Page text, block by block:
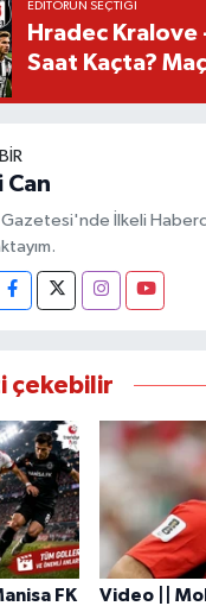
EDITÖRÜN SEÇTIĞI
Hradec Kralove
Saat Kaçta?
Can
İlkeli
çekebilir
FK
Video ||